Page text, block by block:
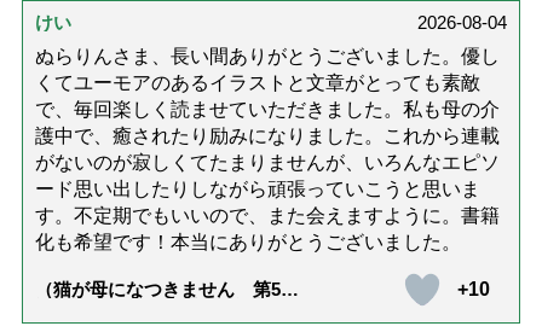
けい
2026-08-04
ぬらりんさま、長い間ありがとうございました。優し
くてユーモアのあるイラストと文章がとっても素敵
で、毎回楽しく読ませていただきました。私も母の介
護中で、癒されたり励みになりました。これから連載
がないのが寂しくてたまりませんが、いろんなエピソ
ード思い出したりしながら頑張っていこうと思いま
す。不定期でもいいので、また会えますように。書籍
化も希望です！本当にありがとうございました。
（猫が母になつきません 第500
+10